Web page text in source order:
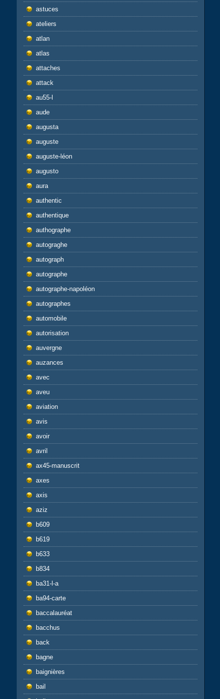
astuces
ateliers
atlan
atlas
attaches
attack
au55-l
aude
augusta
auguste
auguste-léon
augusto
aura
authentic
authentique
authographe
autograghe
autograph
autographe
autographe-napoléon
autographes
automobile
autorisation
auvergne
auzances
avec
aveu
aviation
avis
avoir
avril
ax45-manuscrit
axes
axis
aziz
b609
b619
b633
b834
ba31-l-a
ba94-carte
baccalauréat
bacchus
back
bagne
baignières
bail